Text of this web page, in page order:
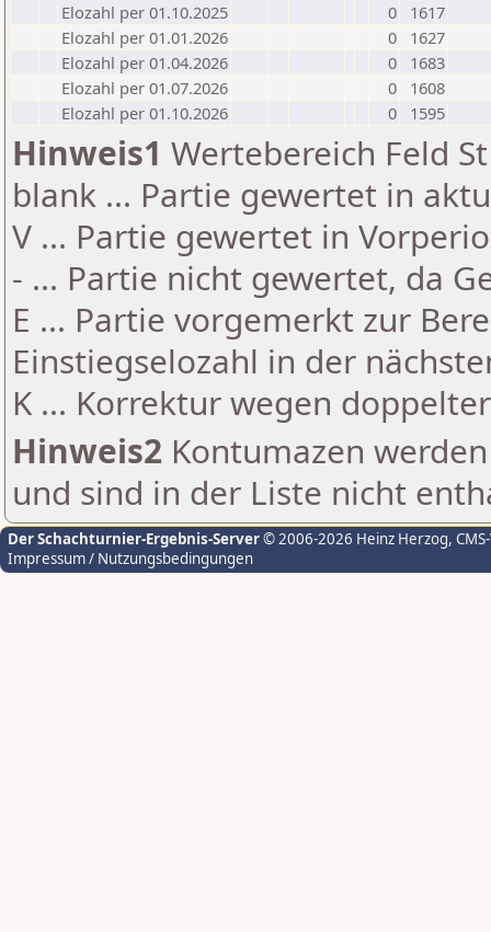
Elozahl per 01.10.2025
0
1617
Elozahl per 01.01.2026
0
1627
Elozahl per 01.04.2026
0
1683
Elozahl per 01.07.2026
0
1608
Elozahl per 01.10.2026
0 1595
Hinweis1 Wertebereich Feld
blank ... Partie gewertet in
V ... Partie gewertet in
- ... Partie nicht gewertet, da
E ... Partie vorgemerkt zur
Einstiegselozahl in der
K ... Korrektur wegen
Hinweis2 Kontumazen
und sind in der Liste nicht
Der Schachturnier-Ergebnis-Server© 2006-2026 Heinz Herzog,
Impressum / Nutzungsbedingungen